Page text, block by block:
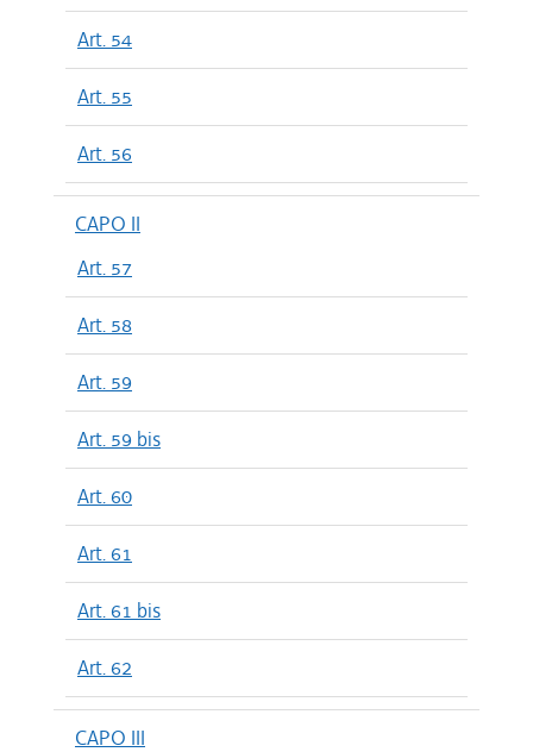
Art. 54
Art. 55
Art. 56
CAPO II
Art. 57
Art. 58
Art. 59
Art. 59 bis
Art. 60
Art. 61
Art. 61 bis
Art. 62
CAPO III